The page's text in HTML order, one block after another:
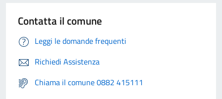
Contatta il comune
Leggi le domande frequenti
Richiedi Assistenza
Chiama il comune 0882 415111